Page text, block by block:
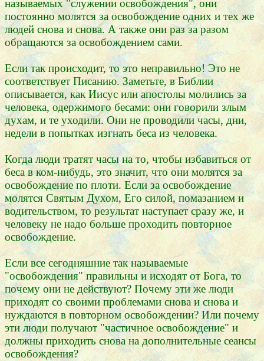
называемых "служении освобождения", они
постоянно молятся за освобождение одних и тех же
людей снова и снова. А также они раз за разом
обращаются за освобождением сами.
Если так происходит, то это неправильно! Это не
соответствует Писанию. Заметьте, в Библии
описывается, как Иисус или апостолы молились за
человека, одержимого бесами: они говорили злым
духам, и те уходили. Они не проводили часы, дни,
недели в попытках изгнать беса из человека.
Когда люди тратят часы на то, чтобы избавиться от
беса в ком-нибудь, это значит, что они молятся за
освобождение по плоти. Если за освобождение
молятся Святым Духом, Его силой, помазанием и
водительством, то результат наступает сразу же, и
человеку не надо больше проходить повторное
освобождение.
Если все сегодняшние так называемые
"освобождения" правильны и исходят от Бога, то
почему они не действуют? Почему эти же люди
приходят со своими проблемами снова и снова и
нуждаются в повторном освобождении? Или почему
эти люди получают "частичное освобождение" и
должны приходить снова на дополнительные сеансы
освобождения?